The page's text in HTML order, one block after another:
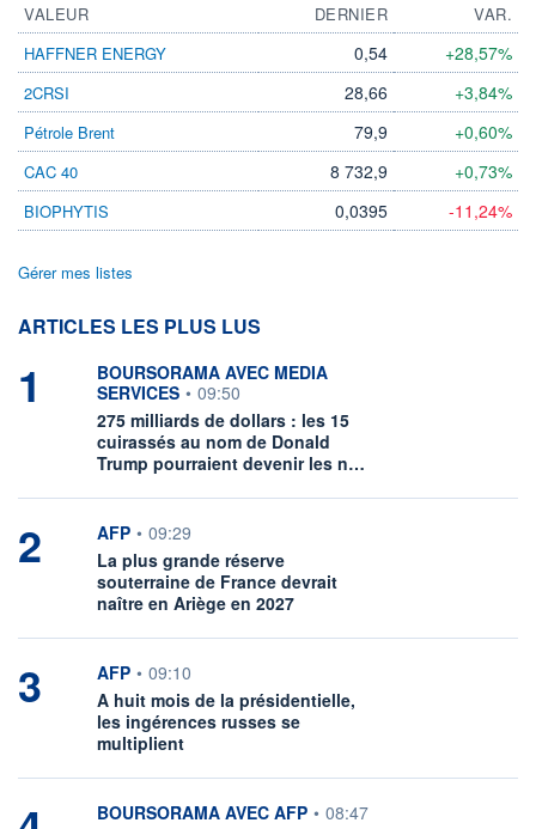
VALEUR DERNIER
VAR.
HAFFNER ENERGY
0,54 +28,57%
2CRSI 28,66 +3,84%
Pétrole Brent 79,9 +0,60%
CAC 40 8 732,9 +0,73%
BIOPHYTIS 0,0395 -11,24%
Gérer mes listes
ARTICLES LES PLUS LUS
1 information fournie par
BOURSORAMA AVEC MEDIA
SERVICES • 09:50
275 milliards de dollars : les 15
cuirassés au nom de Donald
Trump pourraient devenir les n…
2 information fournie par
AFP • 09:29
La plus grande réserve
souterraine de France devrait
naître en Ariège en 2027
3 information fournie par
AFP • 09:10
A huit mois de la présidentielle,
les ingérences russes se
multiplient
information fournie par
BOURSORAMA AVEC AFP • 08:47